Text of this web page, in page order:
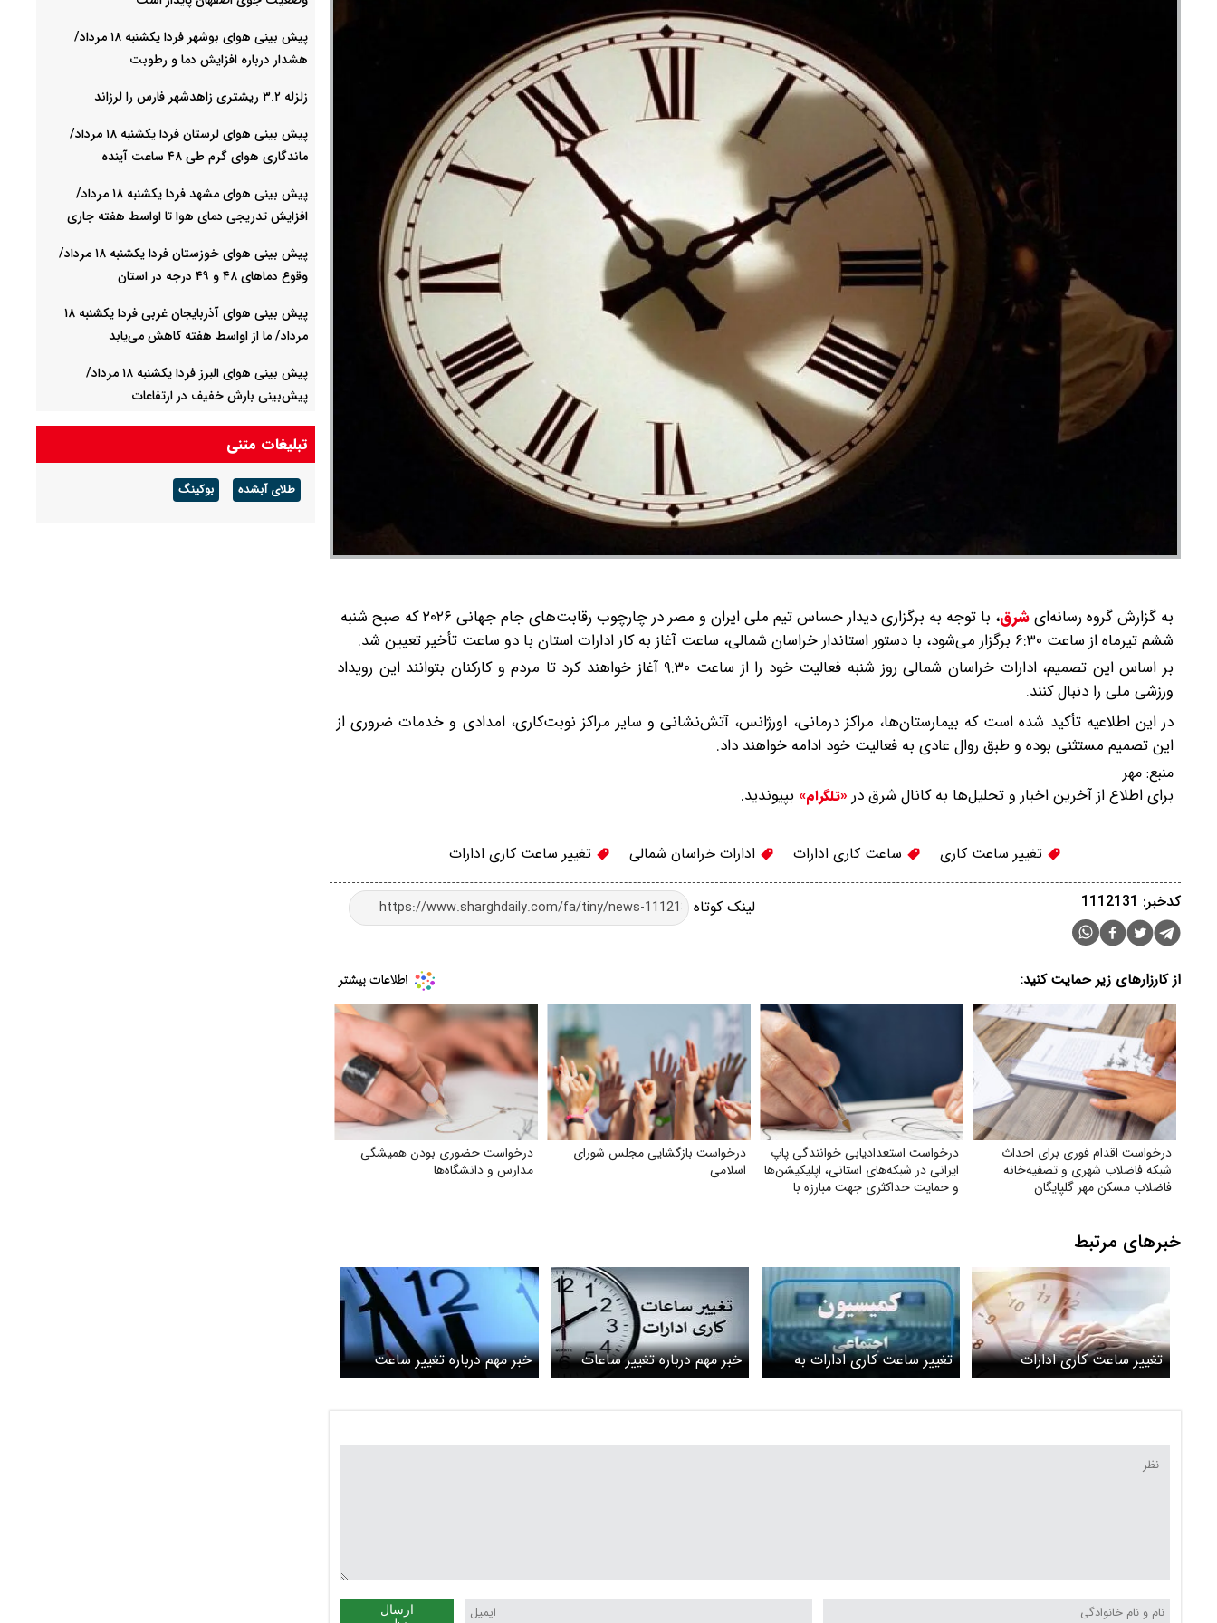
به گزارش گروه رسانه‌ایشرق،
با توجه به برگزاری دیدار حساس تیم ملی ایران و مصر در چارچوب رقابت‌های جام جهانی ۲۰۲۶ که صبح شنبه
ششم تیرماه از ساعت ۶:۳۰ برگزار می‌شود، با دستور استاندار خراسان شمالی، ساعت آغاز به کار ادارات استان با دو ساعت تأخیر تعیین شد.
بر اساس این تصمیم، ادارات خراسان شمالی روز شنبه فعالیت خود را از ساعت ۹:۳۰ آغاز خواهند کرد تا مردم و کارکنان بتوانند این رویداد
ورزشی ملی را دنبال کنند.
در این اطلاعیه تأکید شده است که بیمارستان‌ها، مراکز درمانی، اورژانس، آتش‌نشانی و سایر مراکز نوبت‌کاری، امدادی و خدمات ضروری از
این تصمیم مستثنی بوده و طبق روال عادی به فعالیت خود ادامه خواهند داد.
منبع: مهر
برای اطلاع از آخرین اخبار و تحلیل‌ها به کانال شرق در «تلگرام» بپیوندید.
تغییر ساعت کاری ساعت کاری ادارات ادارات خراسان شمالی تغییر ساعت کاری ادارات
لینک کوتاه کدخبر: 1112131
از کارزارهای زیر حمایت کنید:
درخواست اقدام فوری برای احداث
شبکه فاضلاب شهری و تصفیه‌خانه
فاضلاب مسکن مهر گلپایگان
درخواست استعدادیابی خوانندگی پاپ
ایرانی در شبکه‌های استانی، اپلیکیشن‌ها
و حمایت حداکثری جهت مبارزه با
درخواست بازگشایی مجلس شورای
اسلامی
درخواست حضوری بودن همیشگی
مدارس و دانشگاه‌ها
خبرهای مرتبط
تغییر ساعت کاری ادارات
بوشهر؛ شنبه ۶ تیر ۱۴۰۵
تغییر ساعت کاری ادارات به
کجا رسید؟
خبر مهم درباره تغییر ساعات
کاری ادارات و تعطیلی
خبر مهم درباره تغییر ساعت
کاری ادارات کرمانشاه
ارسال
پیش بینی هوای بوشهر فردا یکشنبه ۱۸ مرداد/
هشدار درباره افزایش دما و رطوبت
زلزله ۳.۲ ریشتری زاهدشهر فارس را لرزاند
پیش بینی هوای لرستان فردا یکشنبه ۱۸ مرداد/
ماندگاری هوای گرم طی ۴۸ ساعت آینده
پیش بینی هوای مشهد فردا یکشنبه ۱۸ مرداد/
افزایش تدریجی دمای هوا تا اواسط هفته جاری
پیش بینی هوای خوزستان فردا یکشنبه ۱۸ مرداد/
وقوع دما‌های ۴۸ و ۴۹ درجه در استان
پیش بینی هوای آذربایجان غربی فردا یکشنبه ۱۸
مرداد/ ما از اواسط هفته کاهش می‌یابد
پیش بینی هوای البرز فردا یکشنبه ۱۸ مرداد/
پیش‌بینی بارش خفیف در ارتفاعات
فولاد مبارکه در سال سخت ۱۴۰۴ رکورد تاریخی تولید
را شکست
فولاد مبارکه؛ رکوردشکنی در سال سخت ۱۴۰۴
تبلیغات متنی
طلای آبشده بوکینگ